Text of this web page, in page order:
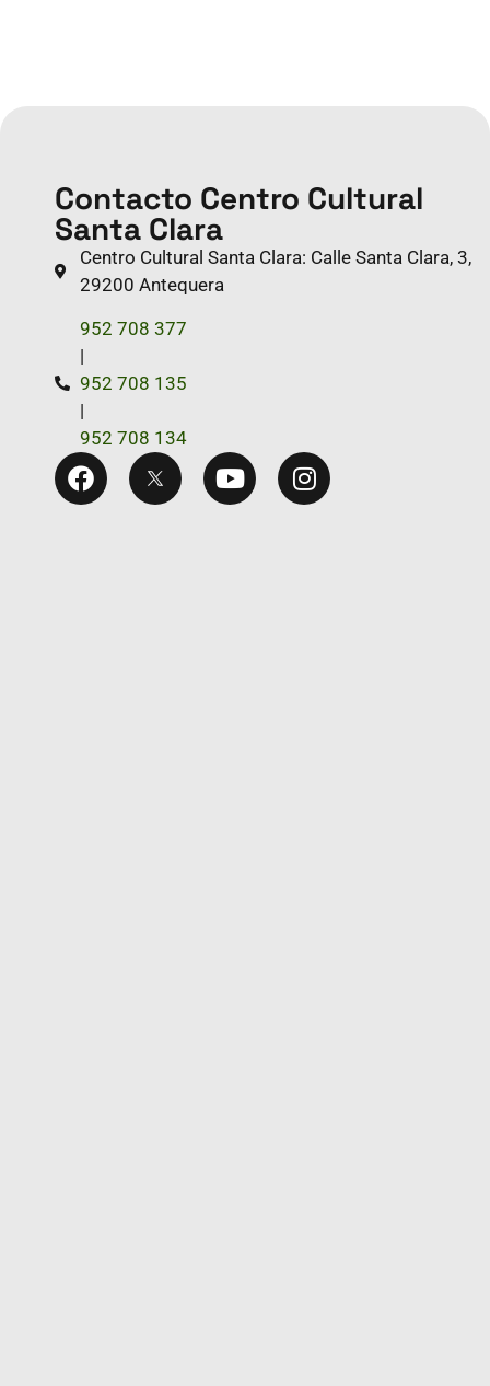
Contacto Centro Cultural
Santa Clara
Centro Cultural Santa Clara: Calle Santa Clara, 3,
29200 Antequera
952 708 377
|
952 708 135
|
952 708 134